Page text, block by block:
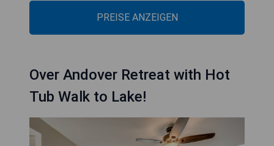
PREISE ANZEIGEN
Over Andover Retreat with Hot
Tub Walk to Lake!